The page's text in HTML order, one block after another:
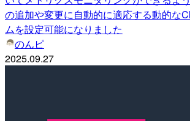
の追加や変更に自動的に適応する動的な
ムを設定可能になりました
のんピ
2025.09.27